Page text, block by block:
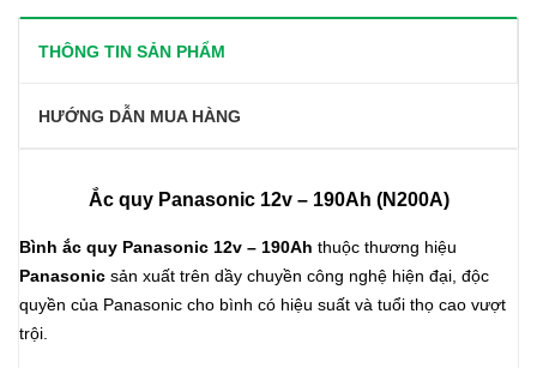
THÔNG TIN SẢN PHẨM
HƯỚNG DẪN MUA HÀNG
Ắc quy Panasonic 12v – 190Ah (N200A)
Bình ắc quy Panasonic 12v – 190Ah thuộc thương hiệu
Panasonic sản xuất trên dầy chuyền công nghệ hiện đại, độc
quyền của Panasonic cho bình có hiệu suất và tuổi thọ cao vượt
trội.